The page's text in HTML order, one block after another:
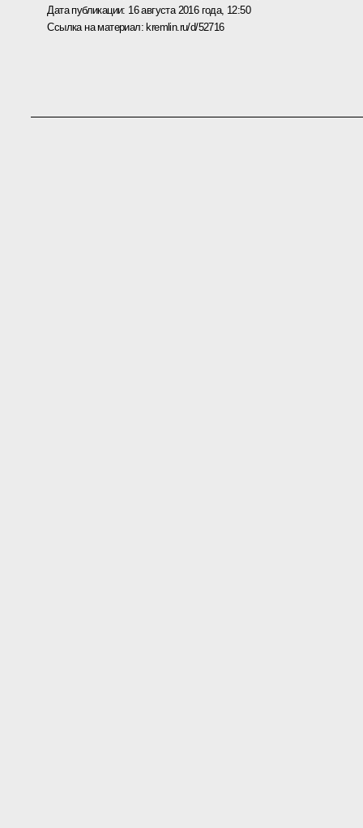
Дата публикации: 16 августа 2016 года, 12:50
Ссылка на материал: kremlin.ru/d/52716